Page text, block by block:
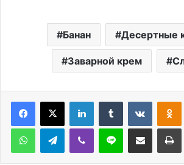
Банан Десертные
Заварной крем
LinkedInTumblr
WhatsAppTelegramViber Line Поделиться через электронную почту